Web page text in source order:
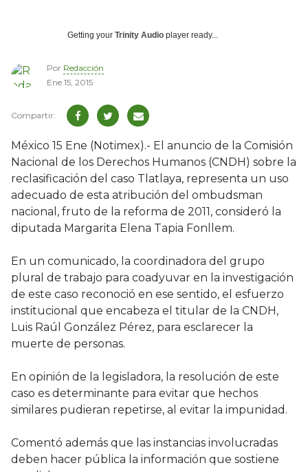
Getting your Trinity Audio player ready...
Por Redacción
Ene 15, 2015
México 15 Ene (Notimex).- El anuncio de la Comisión
Nacional de los Derechos Humanos (CNDH) sobre la
reclasificación del caso Tlatlaya, representa un uso
adecuado de esta atribución del ombudsman
nacional, fruto de la reforma de 2011, consideró la
diputada Margarita Elena Tapia Fonllem.
En un comunicado, la coordinadora del grupo
plural de trabajo para coadyuvar en la investigación
de este caso reconoció en ese sentido, el esfuerzo
institucional que encabeza el titular de la CNDH,
Luis Raúl González Pérez, para esclarecer la
muerte de personas.
En opinión de la legisladora, la resolución de este
caso es determinante para evitar que hechos
similares pudieran repetirse, al evitar la impunidad.
Comentó además que las instancias involucradas
deben hacer pública la información que sostiene